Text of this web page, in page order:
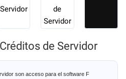
de Servidor
son acceso para el software F